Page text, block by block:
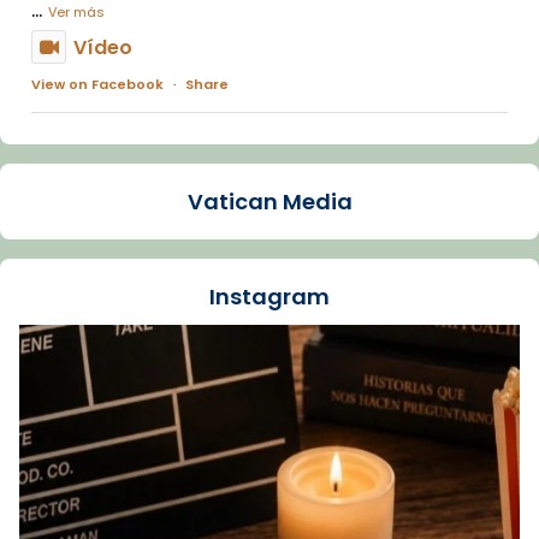
... Ver más
Vídeo
View on Facebook · Share
Arquebisbat de Barcelona
La Carmina va patir depressió. Fa gairebé
dos mesos, a l'Estadi Lluís Companys, la
Recupera l'entrevista comp
Vatican
tican News 👇
www.vaticannews.va/es/iglesia/news/2026-
07/carmina-historia-depresion-papa-viaje-
espana-testimoni...
Foto
Vatican Media
Instagram